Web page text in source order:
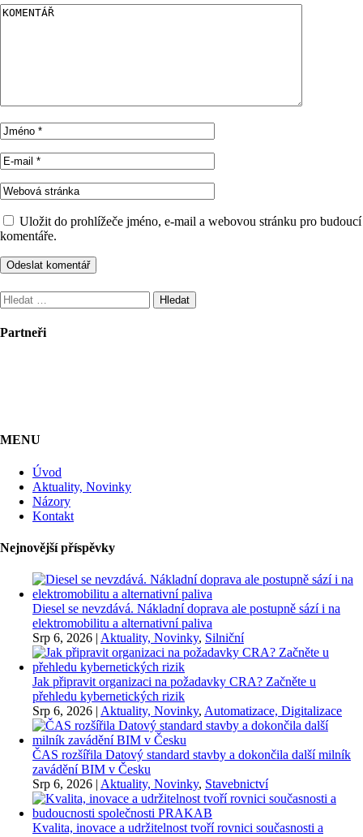
Uložit do prohlížeče jméno, e-mail a webovou stránku pro budoucí
komentáře.
Vyhledávání
Partneři
MENU
Úvod
Aktuality, Novinky
Názory
Kontakt
Nejnovější příspěvky
Diesel se nevzdává. Nákladní doprava ale postupně sází i na
elektromobilitu a alternativní paliva
Srp 6, 2026 | Aktuality, Novinky, Silniční
Jak připravit organizaci na požadavky CRA? Začněte u
přehledu kybernetických rizik
Srp 6, 2026 | Aktuality, Novinky, Automatizace, Digitalizace
ČAS rozšířila Datový standard stavby a dokončila další milník
zavádění BIM v Česku
Srp 6, 2026 | Aktuality, Novinky, Stavebnictví
Kvalita, inovace a udržitelnost tvoří rovnici současnosti a